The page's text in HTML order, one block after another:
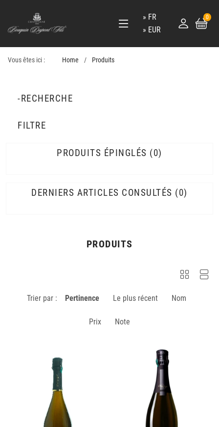
FR
EUR
0
Vous êtes ici : Home Produits
-RECHERCHE
FILTRE
PRODUITS ÉPINGLÉS 0
DERNIERS ARTICLES CONSULTÉS 0
PRODUITS
Trier par : Pertinence Le plus récent Nom
Prix Note